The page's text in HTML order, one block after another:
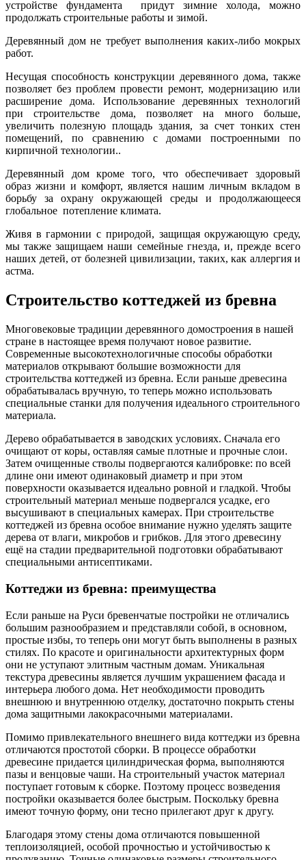
устройстве фундамента придут зимние холода, можно
продолжать строительные работы и зимой.
Деревянный дом не требует выполнения каких-либо мокрых
работ.
Несущая способность конструкции деревянного дома, также
позволяет без проблем провести ремонт, модернизацию или
расширение дома. Использование деревянных технологий
при строительстве дома, позволяет на много больше,
увеличить полезную площадь здания, за счет тонких стен
помещений, по сравнению с домами построенными по
кирпичной технологии..
Деревянный дом кроме того, что обеспечивает здоровый
образ жизни и комфорт, является нашим личным вкладом в
борьбу за охрану окружающей среды и продолжающееся
глобальное потепление климата.
Живя в гармонии с природой, защищая окружающую среду,
мы также защищаем наши семейные гнезда, и, прежде всего
наших детей, от болезней цивилизации, таких, как аллергия и
астма.
Строительство коттеджей из бревна
Многовековые традиции деревянного домостроения в нашей
стране в настоящее время получают новое развитие.
Современные высокотехнологичные способы обработки
материалов открывают большие возможности для
строительства коттеджей из бревна. Если раньше древесина
обрабатывалась вручную, то теперь можно использовать
специальные станки для получения идеального строительного
материала.
Дерево обрабатывается в заводских условиях. Сначала его
очищают от коры, оставляя самые плотные и прочные слои.
Затем очищенные стволы подвергаются калибровке: по всей
длине они имеют одинаковый диаметр и при этом
поверхности оказывается идеально ровной и гладкой. Чтобы
строительный материал меньше подвергался усадке, его
высушивают в специальных камерах. При строительстве
коттеджей из бревна особое внимание нужно уделять защите
дерева от влаги, микробов и грибков. Для этого древесину
ещё на стадии предварительной подготовки обрабатывают
специальными антисептиками.
Коттеджи из бревна: преимущества
Если раньше на Руси бревенчатые постройки не отличались
большим разнообразием и представляли собой, в основном,
простые избы, то теперь они могут быть выполнены в разных
стилях. По красоте и оригинальности архитектурных форм
они не уступают элитным частным домам. Уникальная
текстура древесины является лучшим украшением фасада и
интерьера любого дома. Нет необходимости проводить
внешнюю и внутреннюю отделку, достаточно покрыть стены
дома защитными лакокрасочными материалами.
Помимо привлекательного внешнего вида коттеджи из бревна
отличаются простотой сборки. В процессе обработки
древесине придается цилиндрическая форма, выполняются
пазы и венцовые чаши. На строительный участок материал
поступает готовым к сборке. Поэтому процесс возведения
постройки оказывается более быстрым. Поскольку бревна
имеют точную форму, они тесно прилегают друг к другу.
Благодаря этому стены дома отличаются повышенной
теплоизоляцией, особой прочностью и устойчивостью к